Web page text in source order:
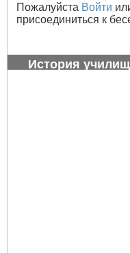
Пожалуйста Войти
присоединиться к
История